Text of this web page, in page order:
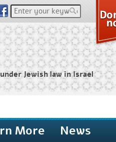
Enter your keywords
Jewish law in Israel
More
News